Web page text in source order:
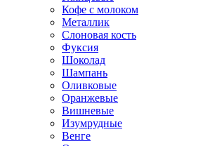
Кофе с молоком
Металлик
Слоновая кость
Фуксия
Шоколад
Шампань
Оливковые
Оранжевые
Вишневые
Изумрудные
Венге